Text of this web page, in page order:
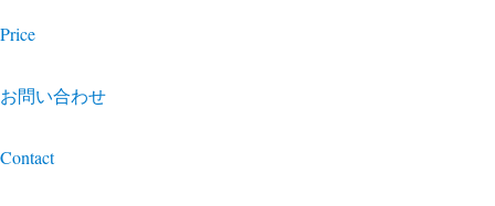
Price
お問い合わせ
Contact